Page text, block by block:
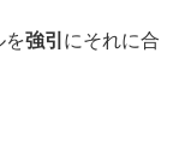
を強引 にそれに合